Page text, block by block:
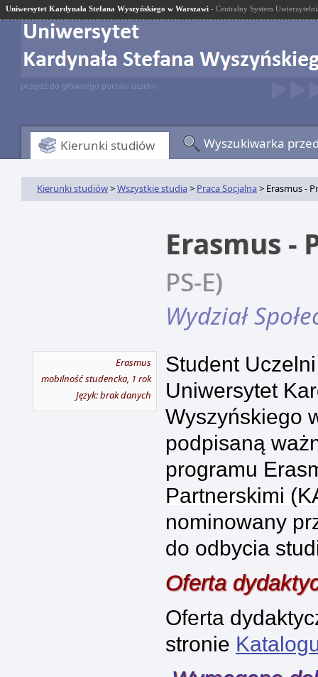
Uniwersytet Kardynała Stefana Wyszyńskiego w Warszawi - Centralny System
przejdź do głównego portalu uczelni
Kierunki studiów Wyszukiwarka
Kierunki studiów>Wszystkie studia> Praca Socjalna> Erasmus -
Erasmus -
PS-E)
Wydział
Erasmus
mobilność studencka, 1 rok
Język: brak danych
Student
Uniwersytet
Wyszyńskiego
podpisaną
programu
Partnerskimi
nominowany
do odbycia
Oferta
Oferta
stronie